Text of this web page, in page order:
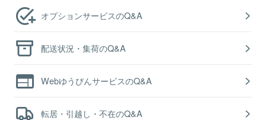
オプションサービスのQ&A
配送状況・集荷のQ&A
WebゆうびんサービスのQ&A
転居・引越し・不在のQ&A